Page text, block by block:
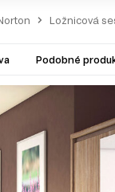
Ložnicová
Podobné